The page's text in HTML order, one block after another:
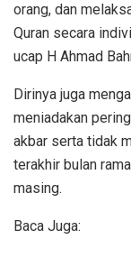
orang, dan
Quran secara
ucap H Ahmad
Dirinya juga
meniadakan
akbar serta tidak
terakhir bulan
masing.
Baca Juga: